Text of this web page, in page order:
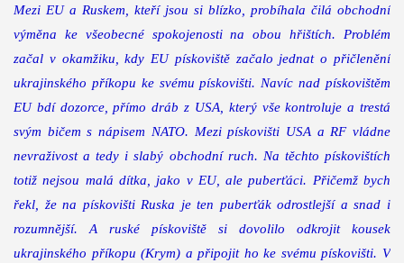
Mezi EU a Ruskem, kteří jsou si blízko, probíhala čilá obchodní
výměna ke všeobecné spokojenosti na obou hřištích. Problém
začal v okamžiku, kdy EU pískoviště začalo jednat o přičlenění
ukrajinského příkopu ke svému pískovišti. Navíc nad pískovištěm
EU bdí dozorce, přímo dráb z USA, který vše kontroluje a trestá
svým bičem s nápisem NATO. Mezi pískovišti USA a RF vládne
nevraživost a tedy i slabý obchodní ruch. Na těchto pískovištích
totiž nejsou malá dítka, jako v EU, ale puberťáci. Přičemž bych
řekl, že na pískovišti Ruska je ten puberťák odrostlejší a snad i
rozumnější. A ruské pískoviště si dovolilo odkrojit kousek
ukrajinského příkopu (Krym) a připojit ho ke svému pískovišti. V